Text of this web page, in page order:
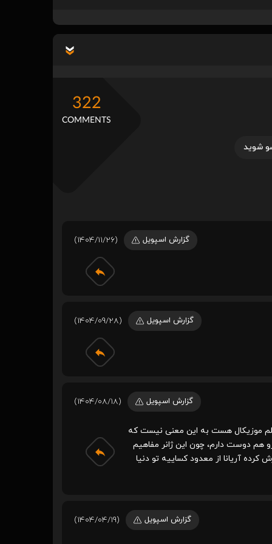
322
COMMENTS
شوید
گزارش اسپویل (1404/11/26)
گزارش اسپویل (1404/09/28)
گزارش اسپویل (1404/08/18)
موزیکال هست به این معنی نیست که
هم دوست دارم، چون این ژانر مفاهیم
آریانا از معدود کساییه تو دنیا
گزارش اسپویل (1404/04/19)